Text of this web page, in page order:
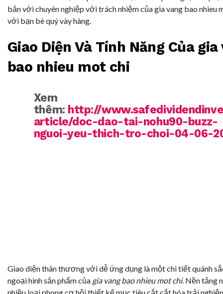
bản với chuyên nghiệp với trách nhiệm của gia vang bao nhieu
với bạn bè quý vày hàng.
Giao Diện Và Tính Năng Của gia
bao nhieu mot chi
Xem
thêm: http://
article/doc-dao-tai-nohu90-buzz-
nguoi-yeu-thich-tro-choi-04-06-
Giao diện thân thương với dễ ứng dụng là một chi tiết quánh
ngoại hình sản phẩm của gia vang bao nhieu mot chi. Nền tảng
nhiều loại phong cơ hội thiết kế mục tiêu cắt cắt hóa trải